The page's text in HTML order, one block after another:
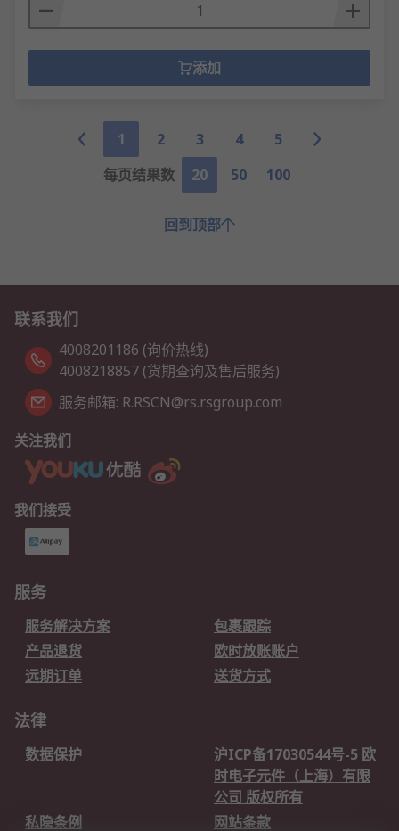
添加
1 2 3 4
5
每页结果数
20 50 100
回到顶部
联系我们
4008201186 (询价热线)
4008218857 (货期查询及售后服务)
服务邮箱: R.RSCN@rs.rsgroup.com
关注我们
我们接受
服务
服务解决方案
包裹跟踪
产品退货
欧时放账账户
远期订单
送货方式
法律
数据保护
沪ICP备17030544号-5 欧
时电子元件（上海）有限
公司 版权所有
私隐条例
网站条款